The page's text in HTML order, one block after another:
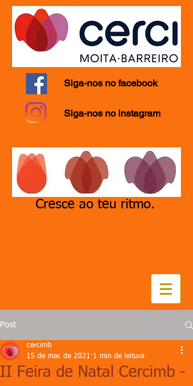
Siga-nos no facebook
Siga-nos no instagram
Cresce ao teu ritmo.
Post
II Feira de Natal Cercimb -
cercimb
15 de mar. de 2021 1 min de leitura